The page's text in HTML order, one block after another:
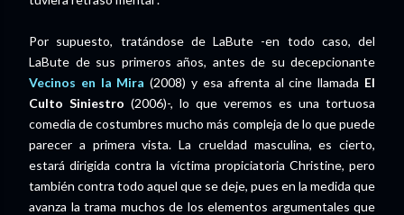
Por supuesto, tratándose de LaBute -en todo caso, del
LaBute de sus primeros años, antes de su decepcionante
Vecinos en la Mira (2008) y esa afrenta al cine llamada El
Culto Siniestro (2006)-, lo que veremos es una tortuosa
comedia de costumbres mucho más compleja de lo que puede
parecer a primera vista. La crueldad masculina, es cierto,
estará dirigida contra la víctima propiciatoria Christine, pero
también contra todo aquel que se deje, pues en la medida que
avanza la trama muchos de los elementos argumentales que